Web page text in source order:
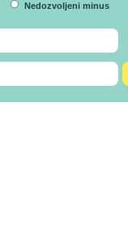
Nedozvoljeni minus